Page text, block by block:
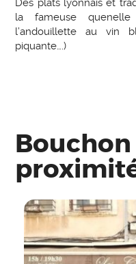
Des plats lyonnais et
la fameuse
l’andouillette au vin
piquante….)